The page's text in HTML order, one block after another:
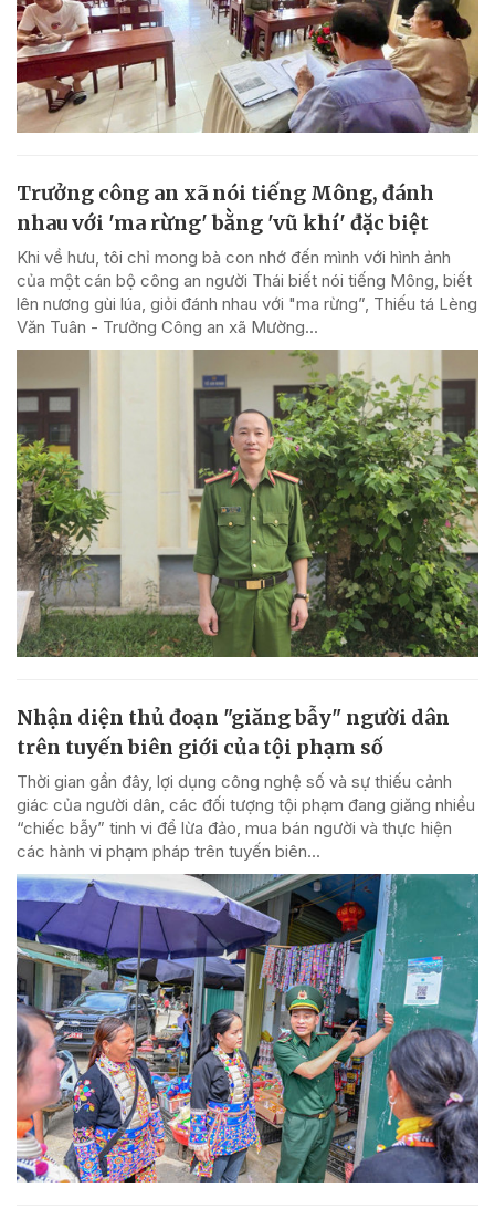
Trưởng công an xã nói tiếng Mông, đánh
nhau với 'ma rừng' bằng 'vũ khí' đặc biệt
Khi về hưu, tôi chỉ mong bà con nhớ đến mình với hình ảnh
của một cán bộ công an người Thái biết nói tiếng Mông, biết
lên nương gùi lúa, giỏi đánh nhau với "ma rừng”, Thiếu tá Lèng
Văn Tuân - Trưởng Công an xã Mường...
Nhận diện thủ đoạn "giăng bẫy" người dân
trên tuyến biên giới của tội phạm số
Thời gian gần đây, lợi dụng công nghệ số và sự thiếu cảnh
giác của người dân, các đối tượng tội phạm đang giăng nhiều
“chiếc bẫy” tinh vi để lừa đảo, mua bán người và thực hiện
các hành vi phạm pháp trên tuyến biên...